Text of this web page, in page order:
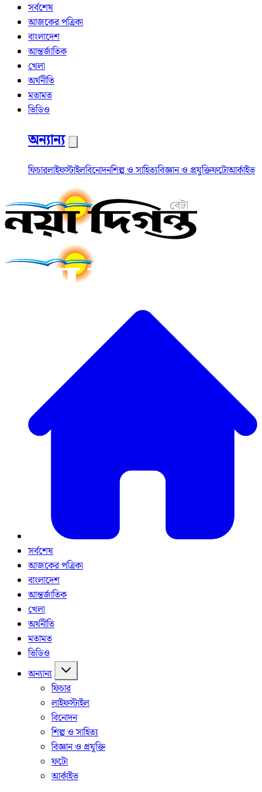
সর্বশেষ
আজকের পত্রিকা
বাংলাদেশ
আন্তর্জাতিক
খেলা
অর্থনীতি
মতামত
ভিডিও
অন্যান্য
ফিচারলাইফস্টাইলবিনোদনশিল্প ও সাহিত্যবিজ্ঞান ও প্রযুক্তিফটোআর্কাইভ
সর্বশেষ
আজকের পত্রিকা
বাংলাদেশ
আন্তর্জাতিক
খেলা
অর্থনীতি
মতামত
ভিডিও
অন্যান্য
ফিচার
লাইফস্টাইল
বিনোদন
শিল্প ও সাহিত্য
বিজ্ঞান ও প্রযুক্তি
ফটো
আর্কাইভ